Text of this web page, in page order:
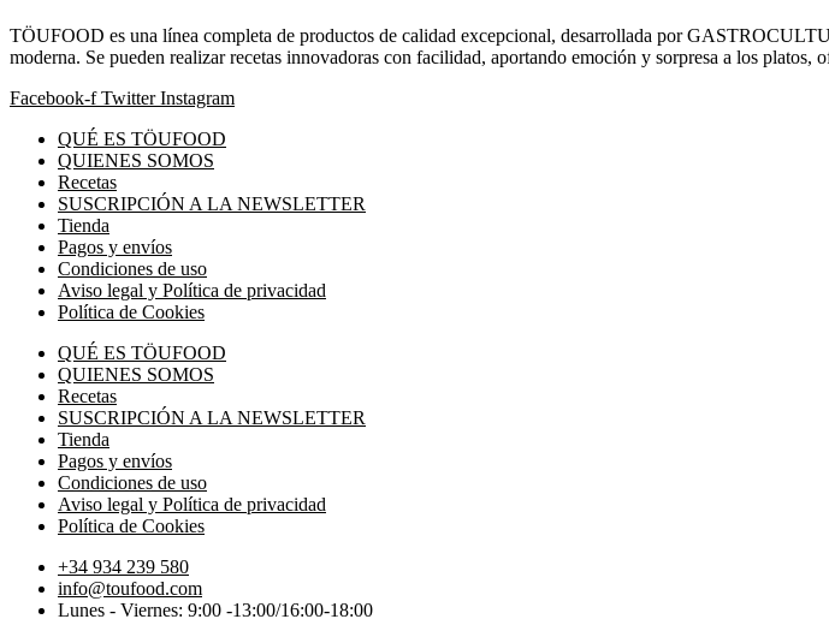
TÖUFOOD es una línea completa de productos de calidad excepcional, desarrollada por
moderna. Se pueden realizar recetas innovadoras con facilidad, aportando emoción y sorpresa a los
Facebook-f Twitter Instagram
QUÉ ES TÖUFOOD
QUIENES SOMOS
Recetas
SUSCRIPCIÓN A LA NEWSLETTER
Tienda
Pagos y envíos
Condiciones de uso
Aviso legal y Política de privacidad
Política de Cookies
QUÉ ES TÖUFOOD
QUIENES SOMOS
Recetas
SUSCRIPCIÓN A LA NEWSLETTER
Tienda
Pagos y envíos
Condiciones de uso
Aviso legal y Política de privacidad
Política de Cookies
+34 934 239 580
info@toufood.com
Lunes - Viernes: 9:00 -13:00/16:00-18:00